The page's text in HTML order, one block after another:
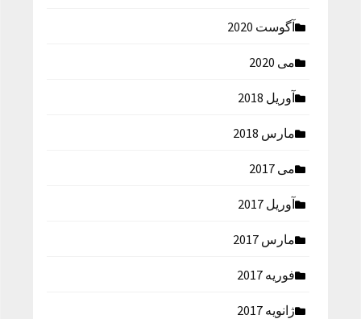
آگوست 2020
می 2020
آوریل 2018
مارس 2018
می 2017
آوریل 2017
مارس 2017
فوریه 2017
ژانویه 2017